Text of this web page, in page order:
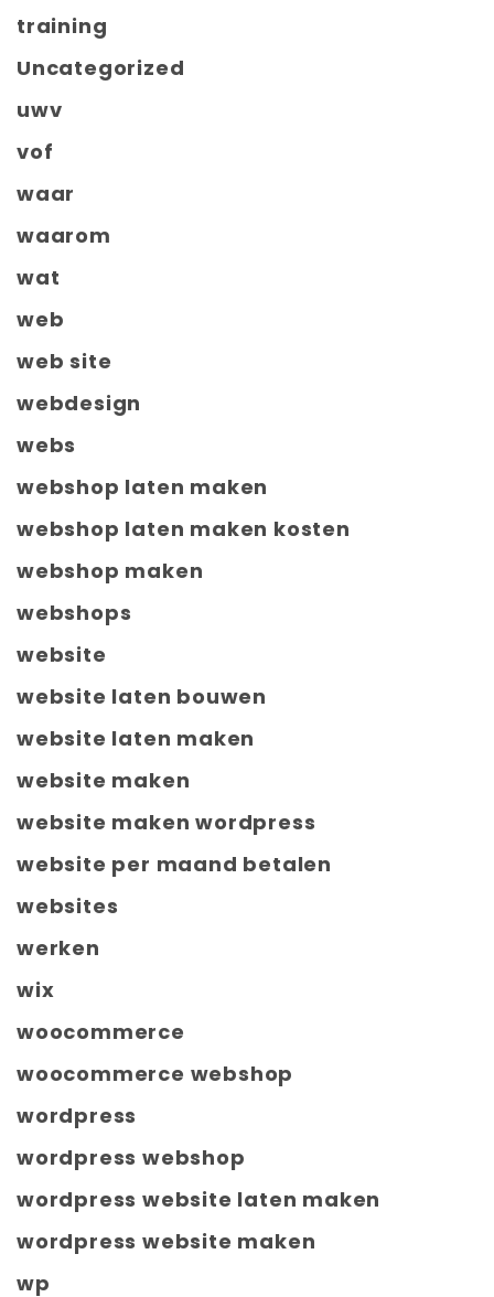
training
Uncategorized
uwv
vof
waar
waarom
wat
web
web site
webdesign
webs
webshop laten maken
webshop laten maken kosten
webshop maken
webshops
website
website laten bouwen
website laten maken
website maken
website maken wordpress
website per maand betalen
websites
werken
wix
woocommerce
woocommerce webshop
wordpress
wordpress webshop
wordpress website laten maken
wordpress website maken
wp